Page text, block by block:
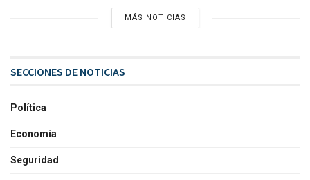
MÁS NOTICIAS
SECCIONES DE NOTICIAS
Política
Economía
Seguridad